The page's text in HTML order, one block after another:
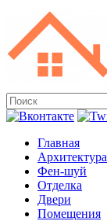
Главная
Архитектура
Фен-шуй
Отделка
Двери
Помещения